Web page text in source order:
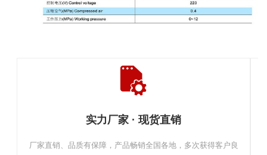
实力厂家 · 现货直销
厂家直销、品质有保障，产品畅销全国各地，多次获得客户良